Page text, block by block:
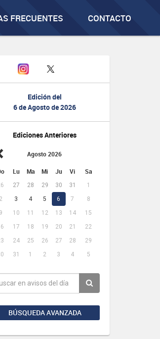
FRECUENTES CONTACTO
Edición del
6 de Agosto de 2026
Ediciones Anteriores
Agosto 2026
Lu Ma Mi Ju Vi Sa
27 28 29 30 31
1
2
3 4 5 6 7
8
9
10 11 12 13 14
15
17 18 19 20 21
22
24 25 26 27 28
29
31 1 2 3 4 5
BÚSQUEDA AVANZADA